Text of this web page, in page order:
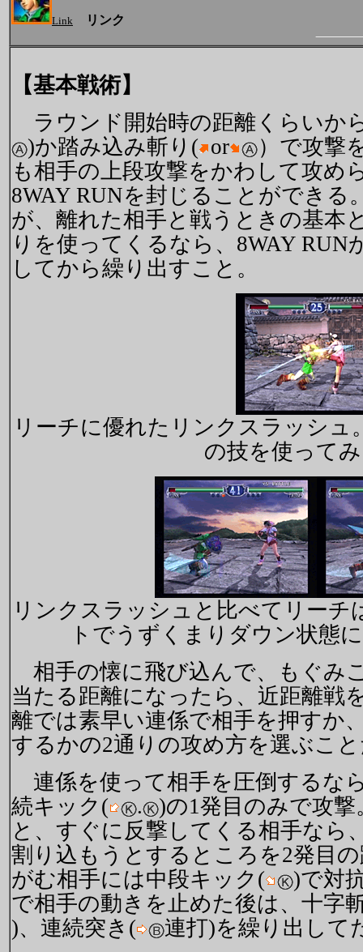
Link リンク
【基本戦術】
ラウンド開始時の距離くらいか
)か踏み込み斬り( or
）で攻撃
も相手の上段攻撃をかわして攻め
8WAY RUNを封じることができる
が、離れた相手と戦うときの基本
りを使ってくるなら、8WAY
してから繰り出すこと。
リーチに優れたリンクスラッシ
の技を使って
リンクスラッシュと比べてリー
トでうずくまりダウン状態
相手の懐に飛び込んで、もぐみ
当たる距離になったら、近距離戦
離では素早い連係で相手を押すか
するかの2通りの攻め方を選ぶこ
連係を使って相手を圧倒するな
続キック(
.
)の1発目のみで攻
と、すぐに反撃してくる相手なら
割り込もうとするところを2発目
がむ相手には中段キック(
)で対
で相手の動きを止めた後は、十字
)、連続突き(
連打)を繰り出して